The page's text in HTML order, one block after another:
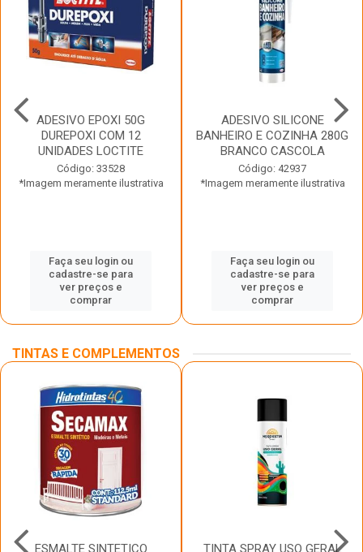
ADESIVO EPOXI 50G
DUREPOXI COM 12
UNIDADES LOCTITE
Código: 33528
*Imagem meramente ilustrativa
Faça seu login ou
cadastre-se para
ver preços e
comprar
ADESIVO SILICONE
BANHEIRO E COZINHA 280G
BRANCO CASCOLA
Código: 42937
*Imagem meramente ilustrativa
Faça seu login ou
cadastre-se para
ver preços e
comprar
TINTAS E COMPLEMENTOS
ESMALTE SINTETICO TINTA SPRAY USO GERAL